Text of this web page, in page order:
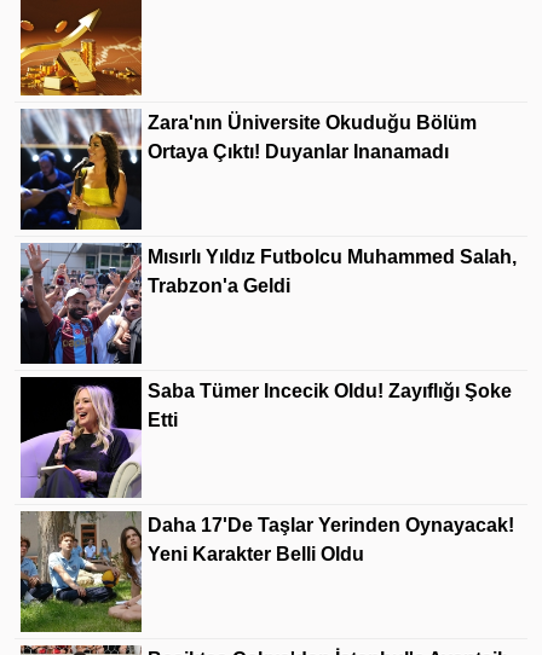
Zara'nın Üniversite Okuduğu Bölüm
Ortaya Çıktı! Duyanlar Inanamadı
Mısırlı Yıldız Futbolcu Muhammed Salah,
Trabzon'a Geldi
Saba Tümer Incecik Oldu! Zayıflığı Şoke
Etti
Daha 17'de Taşlar Yerinden Oynayacak!
Yeni Karakter Belli Oldu